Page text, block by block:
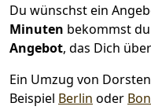
Du wünschst ein
Minuten bekommst
Angebot, das Dich
Ein Umzug von
Beispiel Berlin oder